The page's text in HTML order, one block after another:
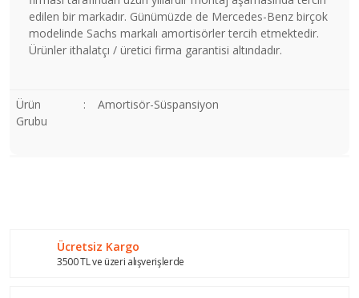
edilen bir markadır. Günümüzde de Mercedes-Benz birçok
modelinde Sachs markalı amortisörler tercih etmektedir.
Ürünler ithalatçı / üretici firma garantisi altındadır.
Ürün
Grubu
: Amortisör-Süspansiyon
Ürün resmi kalitesiz, bozuk veya görüntülenemiyor.
Ücretsiz Kargo
3500 TL ve üzeri alışverişlerde